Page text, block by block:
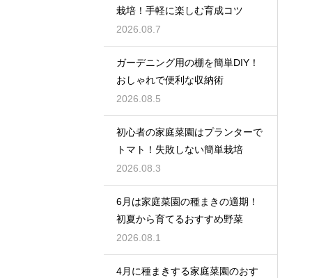
栽培！手軽に楽しむ育成コツ
2026.08.7
ガーデニング用の棚を簡単DIY！
おしゃれで便利な収納術
2026.08.5
初心者の家庭菜園はプランターで
トマト！失敗しない簡単栽培
2026.08.3
6月は家庭菜園の種まきの適期！
初夏から育てるおすすめ野菜
2026.08.1
4月に種まきする家庭菜園のおす